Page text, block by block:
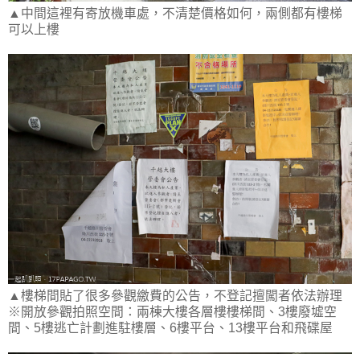
▲中間這裡有寄放機車處，不清楚價格如何，兩側都有樓梯
可以上樓
▲樓梯間貼了很多參觀繳費的公告，不登記擅闖者依法辦理
※開放參觀拍照空間：兩棟大樓各層樓樓梯間、3樓廢墟空
間、5樓逃亡計劃進駐樓層、6樓平台、13樓平台和飛碟屋